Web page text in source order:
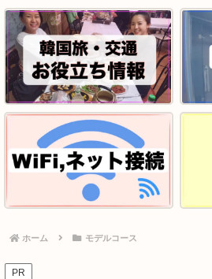
ホーム モデルコース
PR